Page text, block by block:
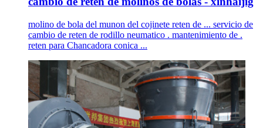
molino de bola del munon del cojinete reten de ... servicio de
cambio de reten de rodillo neumatico . mantenimiento de .
reten para Chancadora conica ...